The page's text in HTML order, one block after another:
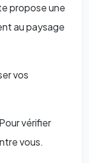
propose une
au paysage
vos
vérifier
vous.